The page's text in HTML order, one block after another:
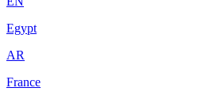
Egypt
AR
France